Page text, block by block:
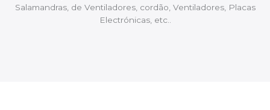
Salamandras, de Ventiladores, cordão, Ventiladores, Placas
Electrónicas, etc..